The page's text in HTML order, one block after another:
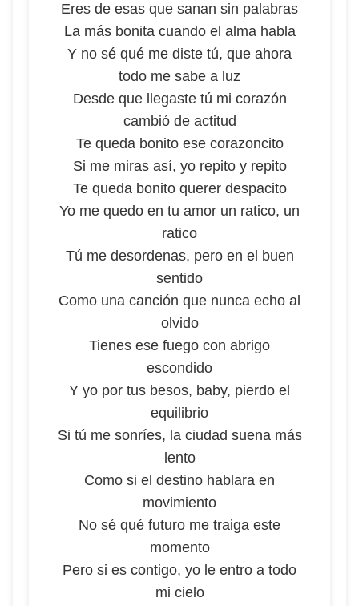
Eres de esas que sanan sin palabras
La más bonita cuando el alma habla
Y no sé qué me diste tú, que ahora
todo me sabe a luz
Desde que llegaste tú mi corazón
cambió de actitud
Te queda bonito ese corazoncito
Si me miras así, yo repito y repito
Te queda bonito querer despacito
Yo me quedo en tu amor un ratico, un
ratico
Tú me desordenas, pero en el buen
sentido
Como una canción que nunca echo al
olvido
Tienes ese fuego con abrigo
escondido
Y yo por tus besos, baby, pierdo el
equilibrio
Si tú me sonríes, la ciudad suena más
lento
Como si el destino hablara en
movimiento
No sé qué futuro me traiga este
momento
Pero si es contigo, yo le entro a todo
mi cielo